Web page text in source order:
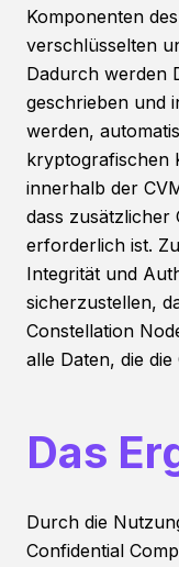
Komponenten
verschlüsselten
Dadurch werden
geschrieben und
werden,
kryptografischen
innerhalb der
dass zusätzlicher
erforderlich ist.
Integrität und
sicherzustellen,
Constellation
alle Daten, die
Das
Durch die
Confidential